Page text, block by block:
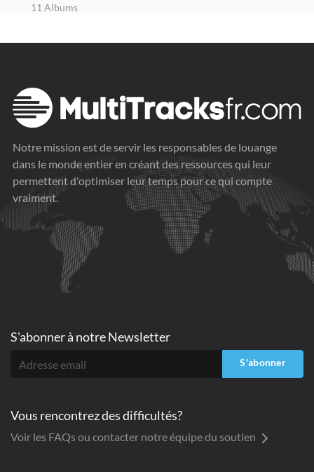
11 Albums
Notre mission est de servir les responsables de louange
dans le monde entier en créant des ressources qui leur
permettent d'optimiser leur temps pour ce qui compte
vraiment.
S'abonner à notre Newsletter
S'abonner
Vous rencontrez des difficultés?
Voir les FAQs ou contacter notre équipe du soutien